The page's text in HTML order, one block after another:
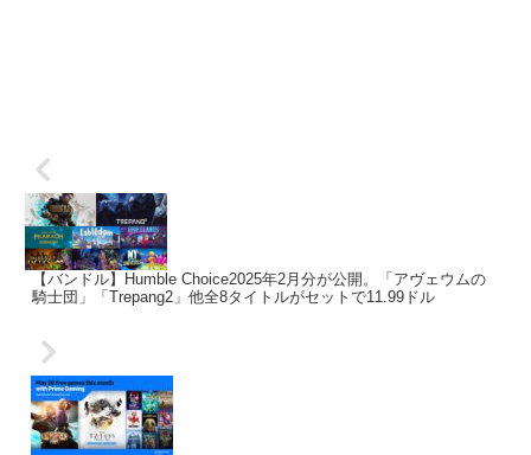
【バンドル】Humble Choice2025年2月分が公開。「アヴェウムの
騎士団」「Trepang2」他全8タイトルがセットで11.99ドル